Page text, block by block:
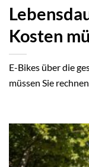
Kosten
E-Bikes über die
müssen Sie